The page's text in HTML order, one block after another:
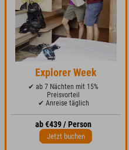
Explorer Week
✔ ab 7 Nächten mit 15%
Preisvorteil
✔ Anreise täglich
ab €439 / Person
Jetzt buchen